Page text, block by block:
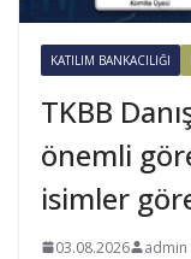
KATILIM BANKACILIĞI
TKBB
önemli
isimler
03.08.2026 admin